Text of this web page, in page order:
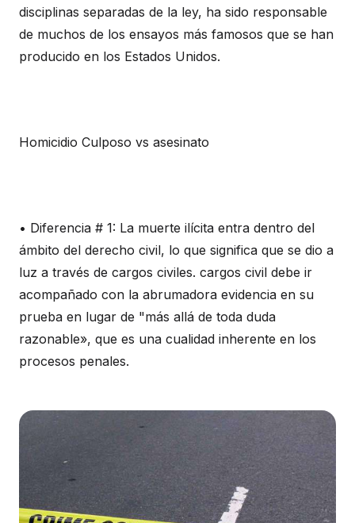
disciplinas separadas de la ley, ha sido responsable
de muchos de los ensayos más famosos que se han
producido en los Estados Unidos.
Homicidio Culposo vs asesinato
• Diferencia # 1: La muerte ilícita entra dentro del
ámbito del derecho civil, lo que significa que se dio a
luz a través de cargos civiles. cargos civil debe ir
acompañado con la abrumadora evidencia en su
prueba en lugar de "más allá de toda duda
razonable», que es una cualidad inherente en los
procesos penales.